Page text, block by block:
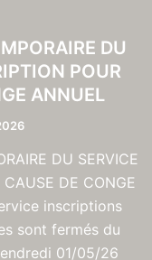
DU
POUR
ANNUEL
DU SERVICE
CAUSE DE CONGE
inscriptions
sont fermés du
01/05/26